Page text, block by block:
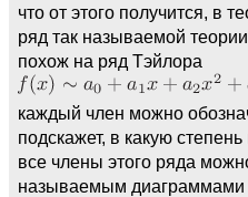
что от этого получится, в
ряд так называемой
похож на ряд Тэйлора
каждый член можно
подскажет, в какую
все члены этого ряда
называемым